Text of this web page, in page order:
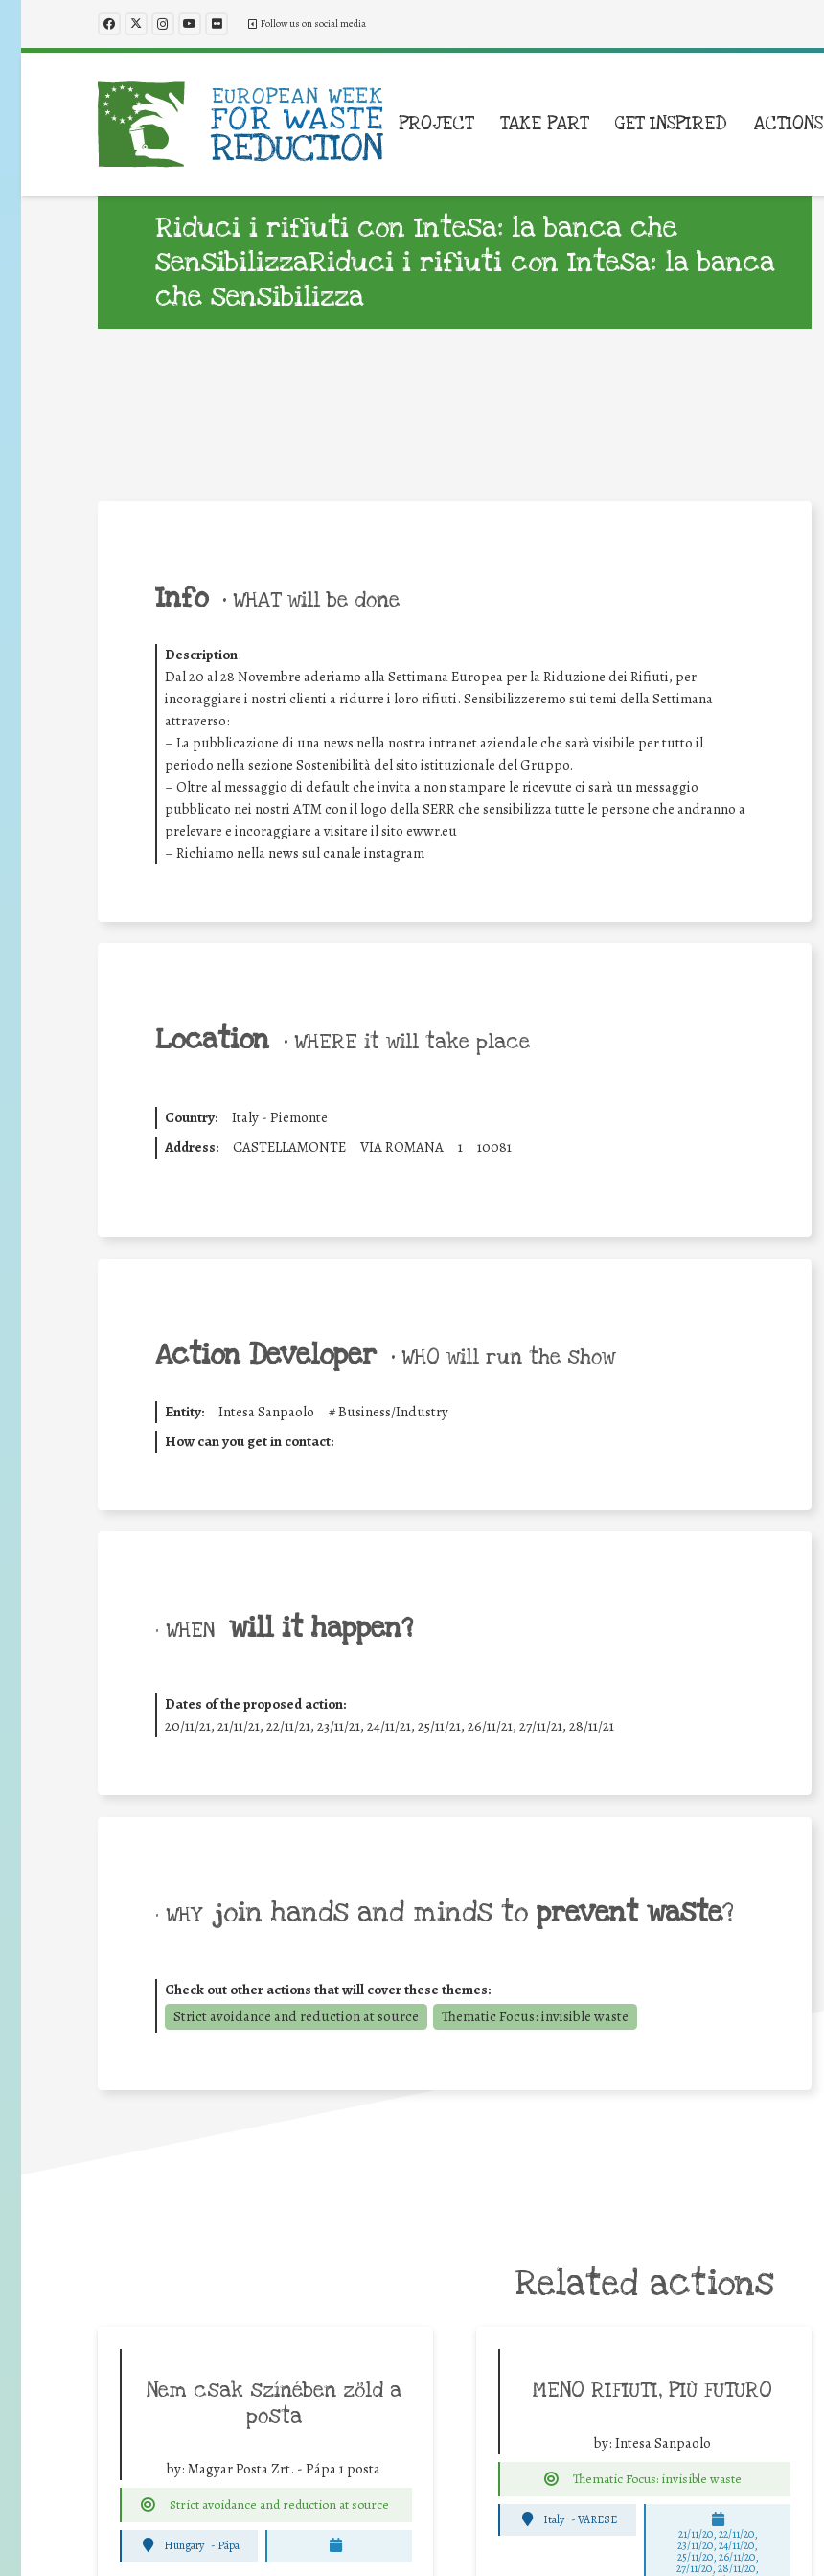
Follow us on social media
PROJECT TAKE PART GET INSPIRED ACTIONS
Riduci i rifiuti con Intesa: la banca che
sensibilizzaRiduci i rifiuti con Intesa: la banca
che sensibilizza
Info • WHAT will be done
Description:
Dal 20 al 28 Novembre aderiamo alla Settimana Europea per la Riduzione dei Rifiuti, per
incoraggiare i nostri clienti a ridurre i loro rifiuti. Sensibilizzeremo sui temi della Settimana
attraverso:
– La pubblicazione di una news nella nostra intranet aziendale che sarà visibile per tutto il
periodo nella sezione Sostenibilità del sito istituzionale del Gruppo.
– Oltre al messaggio di default che invita a non stampare le ricevute ci sarà un messaggio
pubblicato nei nostri ATM con il logo della SERR che sensibilizza tutte le persone che andranno a
prelevare e incoraggiare a visitare il sito ewwr.eu
– Richiamo nella news sul canale instagram
Location • WHERE it will take place
Country:
Italy - Piemonte
Address:
CASTELLAMONTE VIA ROMANA 1 10081
Action Developer • WHO will run the show
Entity: Intesa Sanpaolo #Business/Industry
How can you get in contact:
• WHEN will it happen?
Dates of the proposed action:
20/11/21, 21/11/21, 22/11/21, 23/11/21, 24/11/21, 25/11/21, 26/11/21, 27/11/21, 28/11/21
• WHY join hands and minds to prevent waste?
Check out other actions that will cover these themes:
Strict avoidance and reduction at source
Thematic Focus: invisible waste
Related actions
Nem csak színében zöld a
posta
by: Magyar Posta Zrt. - Pápa 1 posta
Strict avoidance and reduction at source
Hungary - Pápa
MENO RIFIUTI, PIÙ FUTURO
by: Intesa Sanpaolo
Thematic Focus: invisible waste
Italy -VARESE
21/11/20, 22/11/20,
23/11/20, 24/11/20,
25/11/20, 26/11/20,
27/11/20, 28/11/20,